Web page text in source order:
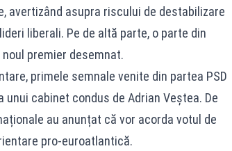
avertizând asupra riscului de destabilizare
liberali. Pe de altă parte, o parte din
premier desemnat.
primele semnale venite din partea PSD
cabinet condus de Adrian Veștea. De
au anunțat că vor acorda votul de
pro-euroatlantică.